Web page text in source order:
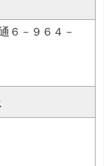
６－９６４－